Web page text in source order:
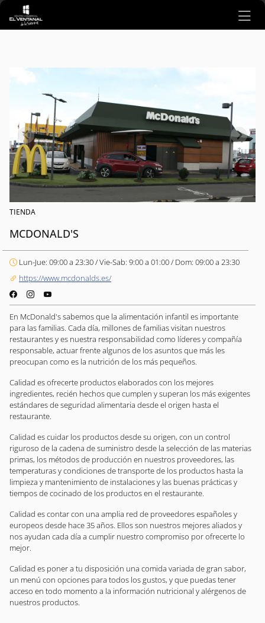
Ir al contenido principal
TIENDA
MCDONALD'S
Lun-Jue: 09:00 a 23:30 / Vie-Sab: 9:00 a 01:00 / Dom: 09:00 a 23:30
https://www.mcdonalds.es/
En McDonald's sabemos que la alimentación infantil es importante
para las familias. Cada día, millones de familias visitan nuestros
restaurantes y es nuestra responsabilidad como líderes y compañía
responsable, actuar frente algunos de los asuntos que más les
preocupan como es la nutrición de los más pequeños.
Calidad es ofrecerte productos elaborados con los mejores
ingredientes, recién hechos que cumplen y superan los más exigentes
estándares de seguridad alimentaria desde el origen hasta el
restaurante.
Calidad es cuidar los productos desde su origen, con un control
riguroso de la cadena de suministro desde la selección de las materias
primas, los métodos de producción en nuestros proveedores, las
temperaturas y condiciones de transporte de los productos hasta la
limpieza y mantenimiento de instalaciones y las buenas prácticas y
tiempos de cocinado de los productos en el restaurante.
Calidad es contar con una amplia red de proveedores españoles y
europeos desde hace 35 años. Ellos son nuestros mejores aliados y
nos ayudan cada día a cumplir nuestro compromiso por ofrecerte lo
mejor.
Calidad es poner a tu disposición una comida variada de gran sabor,
un menú con opciones para todos los gustos, y que puedas tener
acceso en todo momento a la información nutricional y alérgenos de
nuestros productos.